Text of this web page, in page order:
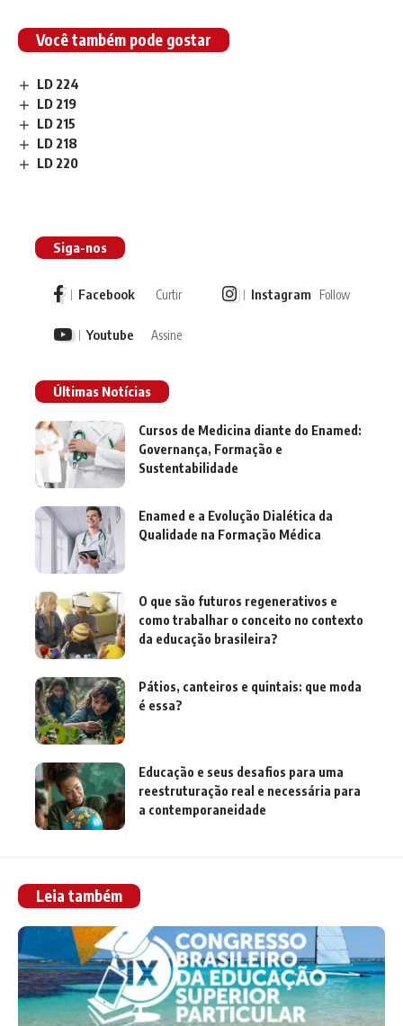
Você também pode gostar
LD 224
LD 219
LD 215
LD 218
LD 220
Siga-nos
Facebook Curtir Instagram Follow
Youtube Assine
Últimas Notícias
Cursos de Medicina diante do Enamed:
Governança, Formação e
Sustentabilidade
Enamed e a Evolução Dialética da
Qualidade na Formação Médica
O que são futuros regenerativos e
como trabalhar o conceito no contexto
da educação brasileira?
Pátios, canteiros e quintais: que moda
é essa?
Educação e seus desafios para uma
reestruturação real e necessária para
a contemporaneidade
Leia também